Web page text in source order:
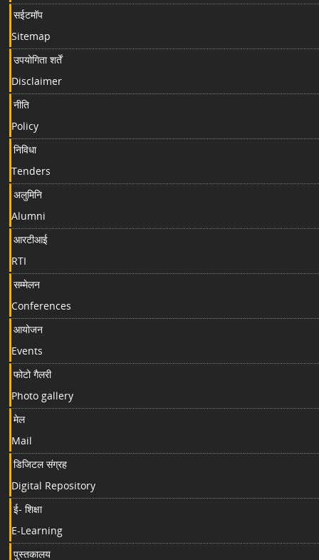
सईटमॉप
Sitemap
उपयोगिता शर्तें
Disclaimer
नीति
Policy
निविधा
Tenders
अलुमिनि
Alumni
आरटीआई
RTI
सम्मेलन
Conferences
आयोजन
Events
फोटो गैलरी
Photo gallery
मेल
Mail
डिजिटल संग्रह
Digital Repository
ई- शिक्षा
E-Learning
पुस्तकालय